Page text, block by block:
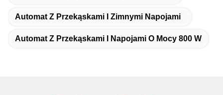
Automat Z Przekąskami I Zimnymi Napojami
Automat Z Przekąskami I Napojami O Mocy 800 W